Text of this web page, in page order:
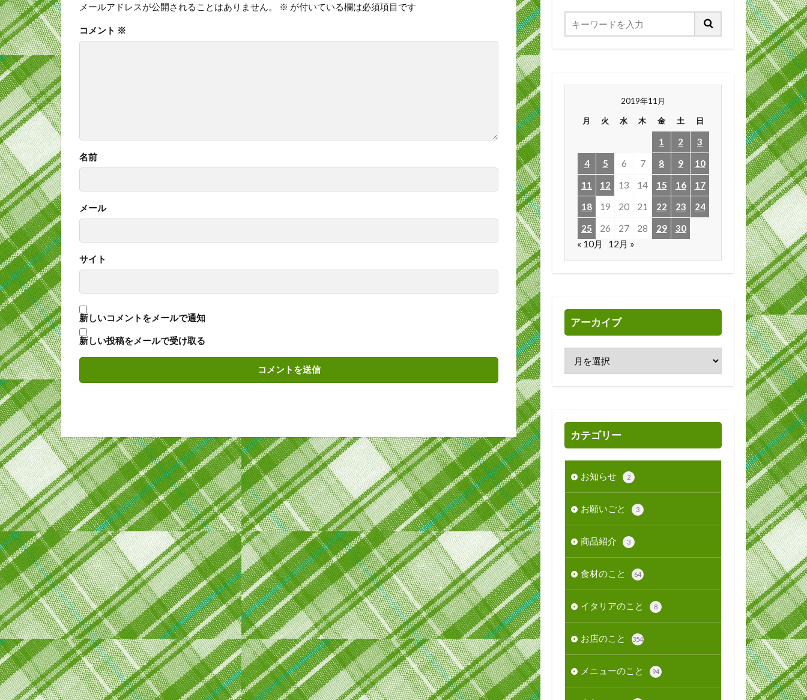
メールアドレスが公開されることはありません。 ※ が付いている欄は必須項目です
コメント ※
名前
メール
サイト
新しいコメントをメールで通知
新しい投稿をメールで受け取る
2019年11月
月 火 水 木 金 土 日
1 2
3
4
5 6 7 8 9
10
11
12 13 14 15 16
17
18
19 20 21 22 23
24
25
26 27 28 29
30
« 10月
12月 »
アーカイブ
カテゴリー
お知らせ 2
お願いごと 3
商品紹介 3
食材のこと 64
イタリアのこと 8
お店のこと 354
メニューのこと 94